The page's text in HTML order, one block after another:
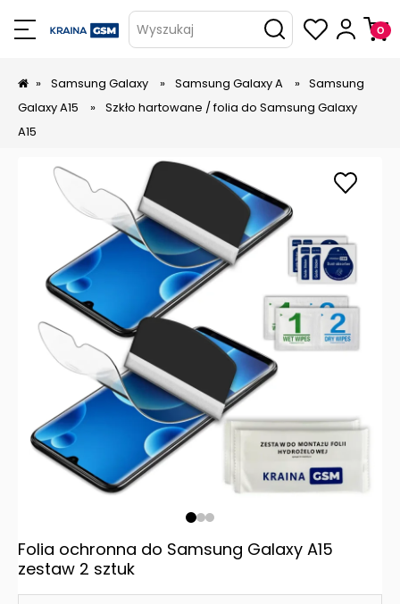
Wyszukaj
» Samsung Galaxy » Samsung Galaxy A » Samsung
Galaxy A15
» Szkło hartowane / folia do Samsung Galaxy
A15
Folia ochronna do Samsung Galaxy A15
zestaw 2 sztuk